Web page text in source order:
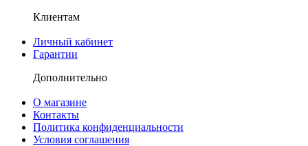
Клиентам
Личный кабинет
Гарантии
Дополнительно
О магазине
Контакты
Политика конфиденциальности
Условия соглашения